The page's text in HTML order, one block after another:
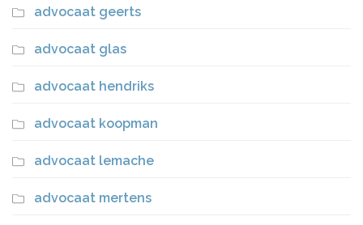
advocaat geerts
advocaat glas
advocaat hendriks
advocaat koopman
advocaat lemache
advocaat mertens